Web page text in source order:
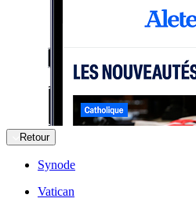
Retour
Synode
Vatican